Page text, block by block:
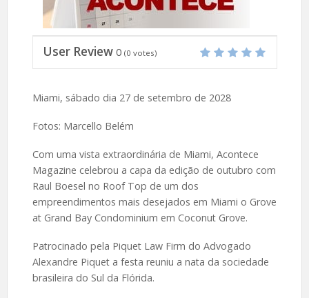
User Review 0 (0 votes)
Miami, sábado dia 27 de setembro de 2028
Fotos: Marcello Belém
Com uma vista extraordinária de Miami, Acontece
Magazine celebrou a capa da edição de outubro com
Raul Boesel no Roof Top de um dos
empreendimentos mais desejados em Miami o Grove
at Grand Bay Condominium em Coconut Grove.
Patrocinado pela Piquet Law Firm do Advogado
Alexandre Piquet a festa reuniu a nata da sociedade
brasileira do Sul da Flórida.